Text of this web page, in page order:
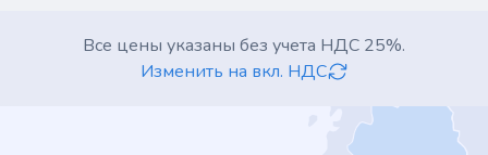
Все цены указаны без учета НДС 25%.
Изменить на вкл. НДС